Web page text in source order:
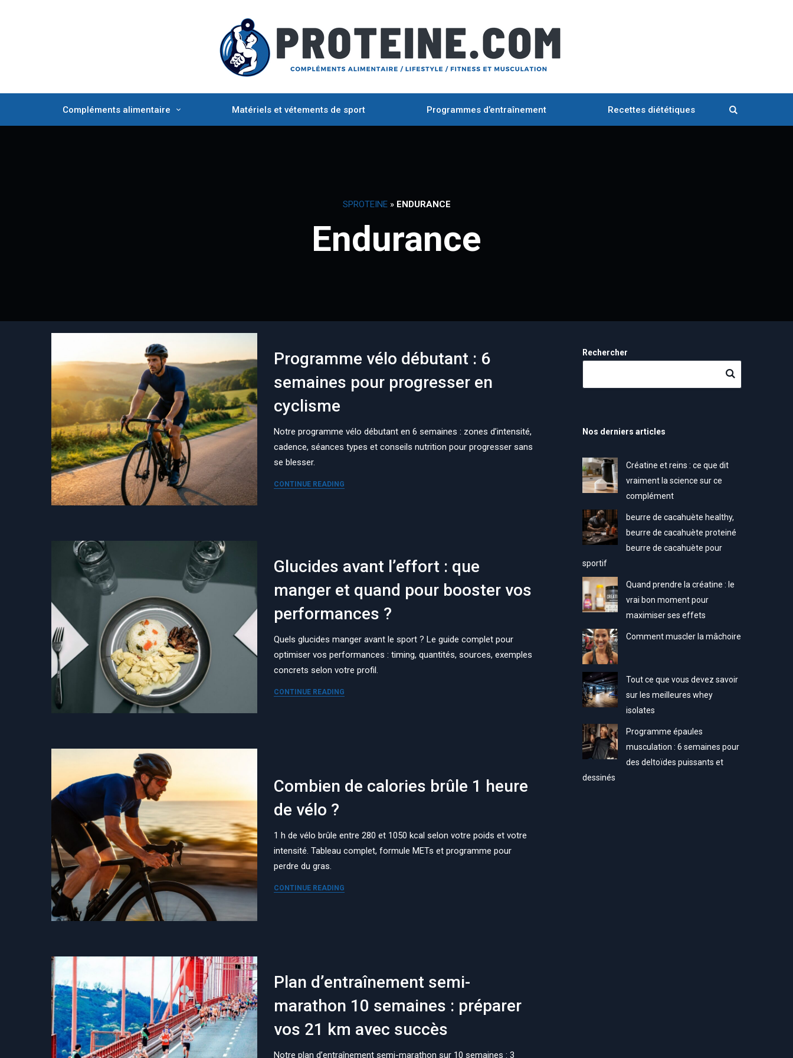
Compléments alimentaire Matériels et vétements de sport Programmes d’entraînement Recettes diététiques
SPROTEINE» ENDURANCE
Endurance
Programme vélo débutant : 6
semaines pour progresser en
cyclisme
Notre programme vélo débutant en 6 semaines : zones d’intensité,
cadence, séances types et conseils nutrition pour progresser sans
se blesser.
CONTINUE READING
Glucides avant l’effort : que
manger et quand pour booster vos
performances ?
Quels glucides manger avant le sport ? Le guide complet pour
optimiser vos performances : timing, quantités, sources, exemples
concrets selon votre profil.
CONTINUE READING
Combien de calories brûle 1 heure
de vélo ?
1 h de vélo brûle entre 280 et 1050 kcal selon votre poids et votre
intensité. Tableau complet, formule METs et programme pour
perdre du gras.
CONTINUE READING
Plan d’entraînement semi-
marathon 10 semaines : préparer
vos 21 km avec succès
Notre plan d’entraînement semi-marathon sur 10 semaines : 3
Rechercher
Nos derniers articles
Créatine et reins : ce que dit
vraiment la science sur ce
complément
beurre de cacahuète healthy,
beurre de cacahuète proteiné
beurre de cacahuète pour
sportif
Quand prendre la créatine : le
vrai bon moment pour
maximiser ses effets
Comment muscler la mâchoire
Tout ce que vous devez savoir
sur les meilleures whey
isolates
Programme épaules
musculation : 6 semaines pour
des deltoïdes puissants et
dessinés